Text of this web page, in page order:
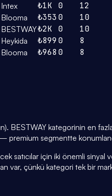
Intex ₺1K 0
12
Blooma ₺3530
10
BESTWAY₺2K 0
10
Heykida ₺899 0
8
Blooma ₺968 0 8
kategorinin en fazla
premium segmentte
satıcılar için iki önemli
var, çünkü kategori tek bir